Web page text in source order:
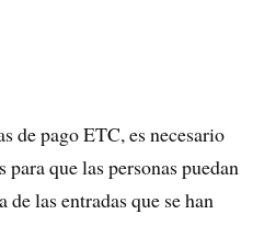
de pago ETC, es necesario
que las personas puedan
las entradas que se han